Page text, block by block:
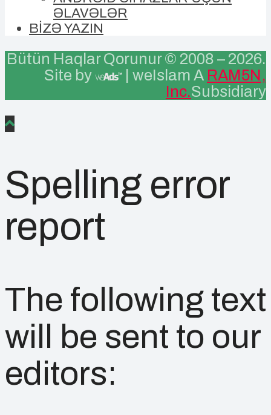
ƏLAVƏLƏR
BİZƏ YAZIN
Bütün Haqlar Qorunur © 2008 – 2026.
Site by
| weIslam A RAM5N,
Inc.Subsidiary
Spelling error
report
The following text
will be sent to our
editors: